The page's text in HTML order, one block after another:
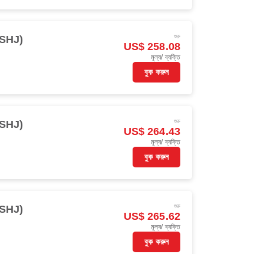
শুরু
US$ 258.08
মূল্য/ ব্যক্তি
বুক করুন
শুরু
US$ 264.43
মূল্য/ ব্যক্তি
বুক করুন
শুরু
US$ 265.62
মূল্য/ ব্যক্তি
বুক করুন